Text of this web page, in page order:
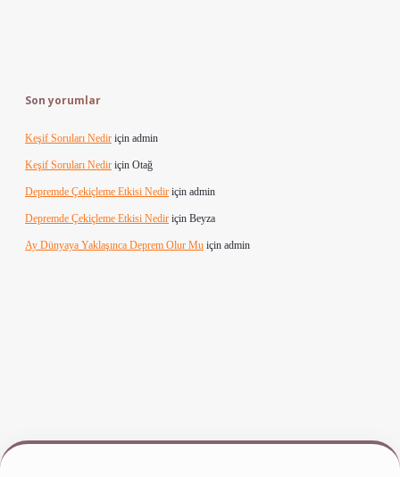
Son yorumlar
Keşif Soruları Nedir için admin
Keşif Soruları Nedir için Otağ
Depremde Çekiçleme Etkisi Nedir için admin
Depremde Çekiçleme Etkisi Nedir için Beyza
Ay Dünyaya Yaklaşınca Deprem Olur Mu için admin
www.betexper.xyz/